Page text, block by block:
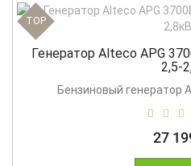
TOP
Генератор Alteco APG
2,5-
Бензиновый генератор
27